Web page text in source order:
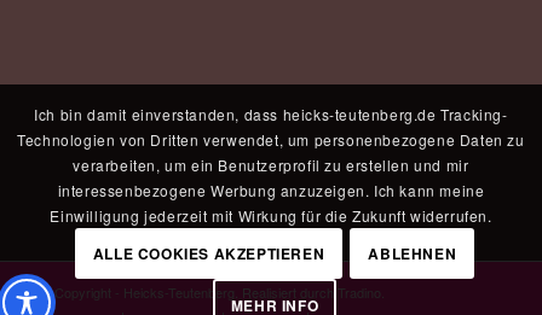
© Copyright - Heicks-Teutenberg. Realisiert durch Tradino
Ich bin damit einverstanden, dass heicks-teutenberg.de Tracking-
Technologien von Dritten verwendet, um personenbezogene Daten zu
verarbeiten, um ein Benutzerprofil zu erstellen und mir
interessenbezogene Werbung anzuzeigen. Ich kann meine
Einwilligung jederzeit mit Wirkung für die Zukunft widerrufen.
ALLE COOKIES AKZEPTIEREN ABLEHNEN
MEHR INFO